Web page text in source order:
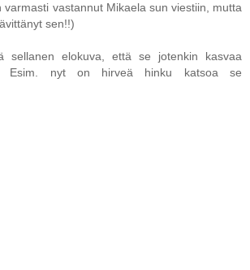
varmasti vastannut Mikaela sun viestiin, mutta
sen!!)
sellanen elokuva, että se jotenkin kasvaa
Esim. nyt on hirveä hinku katsoa se